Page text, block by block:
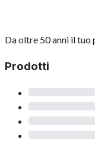
Da oltre 50 anni il
Prodotti